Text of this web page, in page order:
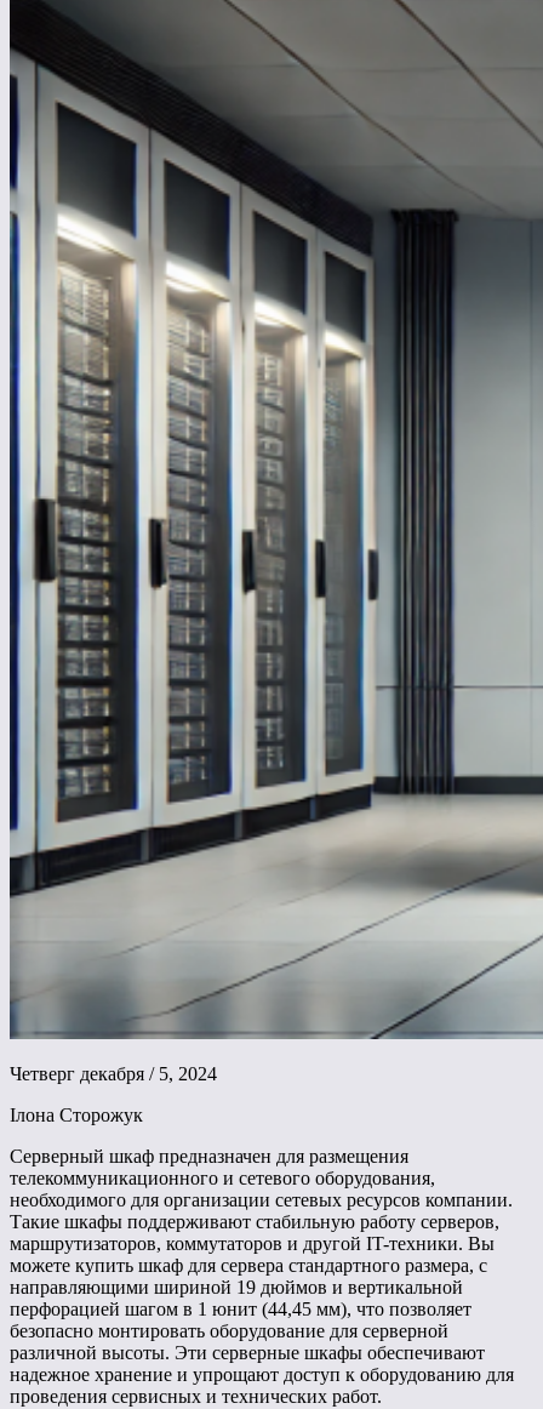
Четверг декабря / 5, 2024
Ілона Сторожук
Серверный шкаф предназначен для размещения
телекоммуникационного и сетевого оборудования,
необходимого для организации сетевых ресурсов компании.
Такие шкафы поддерживают стабильную работу серверов,
маршрутизаторов, коммутаторов и другой IT-техники. Вы
можете купить шкаф для сервера стандартного размера, с
направляющими шириной 19 дюймов и вертикальной
перфорацией шагом в 1 юнит (44,45 мм), что позволяет
безопасно монтировать оборудование для серверной
различной высоты. Эти серверные шкафы обеспечивают
надежное хранение и упрощают доступ к оборудованию для
проведения сервисных и технических работ.